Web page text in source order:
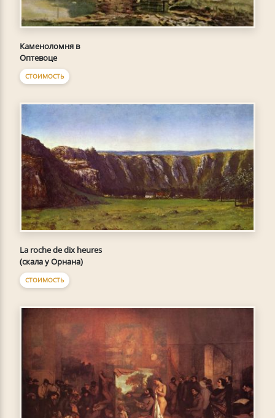
Каменоломня в
Оптевоце
СТОИМОСТЬ
La roche de dix heures
(скала у Орнана)
СТОИМОСТЬ